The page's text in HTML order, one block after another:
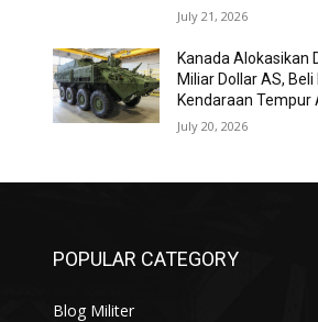
July 21, 2026
Kanada Alokasikan
Miliar Dollar AS,
Kendaraan Tempur
July 20, 2026
POPULAR CATEGORY
Blog Militer